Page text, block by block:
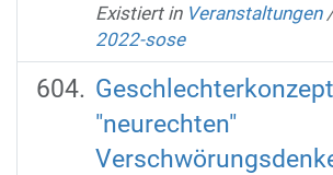
Existiert in Veranstaltungen
2022-sose
"neurechten"